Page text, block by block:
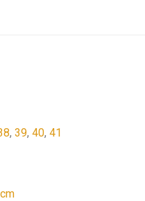
, 39, 40, 41